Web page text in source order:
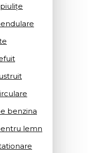
benzina
lemn